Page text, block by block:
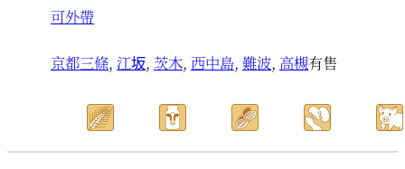
可外帶
京都三條, 江坂, 茨木, 西中島, 難波, 高槻有售